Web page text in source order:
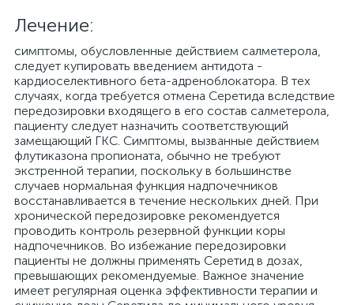
Лечение:
симптомы, обусловленные действием салметерола,
следует купировать введением антидота -
кардиоселективного бета-адреноблокатора. В тех
случаях, когда требуется отмена Серетида вследствие
передозировки входящего в его состав салметерола,
пациенту следует назначить соответствующий
замещающий ГКС. Симптомы, вызванные действием
флутиказона пропионата, обычно не требуют
экстренной терапии, поскольку в большинстве
случаев нормальная функция надпочечников
восстанавливается в течение нескольких дней. При
хронической передозировке рекомендуется
проводить контроль резервной функции коры
надпочечников. Во избежание передозировки
пациенты не должны применять Серетид в дозах,
превышающих рекомендуемые. Важное значение
имеет регулярная оценка эффективности терапии и